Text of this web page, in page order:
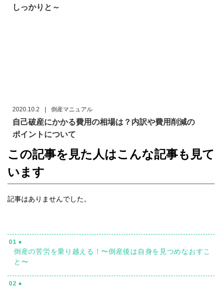
しっかりと～
2020.10.2 倒産マニュアル
自己破産にかかる費用の相場は？内訳や費用削減の
ポイントについて
この記事を見た人はこんな記事も見て
います
記事はありませんでした。
01
倒産の苦労を乗り越える！〜倒産後は自身を見つめなおすこ
と〜
02